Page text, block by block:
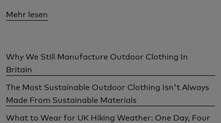
Mehr lesen
Why We Still Manufacture Outdoor Clothing In
Britain
The Most Sustainable Outdoor Clothing Isn't Always
Made From Sustainable Materials
What to Wear for UK Hiking Weather: One Day, Four